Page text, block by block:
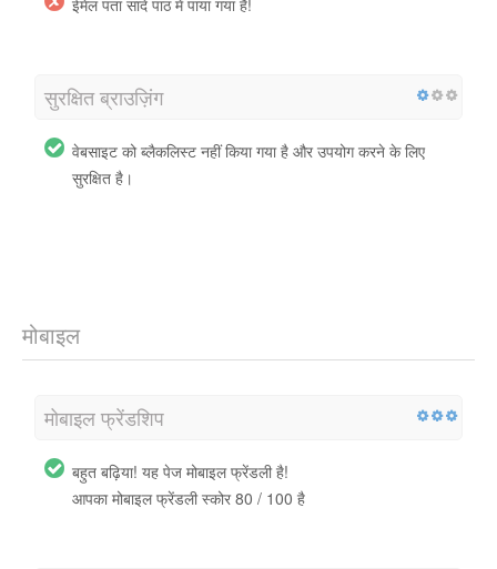
सुरक्षित ब्राउज़िंग
वेबसाइट को ब्लैकलिस्ट नहीं किया गया है और उपयोग करने के लिए
सुरक्षित है।
मोबाइल
मोबाइल फ्रेंडशिप
बहुत बढ़िया! यह पेज मोबाइल फ्रेंडली है!
आपका मोबाइल फ्रेंडली स्कोर 80 / 100 है